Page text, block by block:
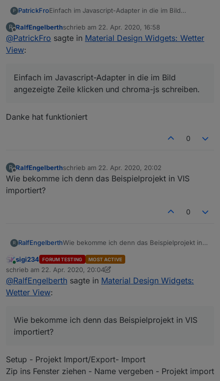
P PatrickFroEinfach im Javascript-Adapter in die im Bild
R
Offline
RalfEngelberthschrieb am 22. Apr. 2020, 16:58
zuletzt editiert von
@PatrickFro sagte in Material Design Widgets: Wetter
View:
Einfach im Javascript-Adapter in die im Bild
angezeigte Zeile klicken und chroma-js schreiben.
Danke hat funktioniert
0
R
Offline
RalfEngelberthschrieb am 22. Apr. 2020, 20:02
zuletzt editiert von
Wie bekomme ich denn das Beispielprojekt in VIS
importiert?
0
R RalfEngelberthWie bekomme ich denn das Beispielprojekt in
Online
sigi234 FORUM TESTING MOST ACTIVE
schrieb am 22. Apr. 2020, 20:04
zuletzt editiert von sigi234
@RalfEngelberth sagte in Material Design Widgets:
Wetter View:
Wie bekomme ich denn das Beispielprojekt in VIS
importiert?
Setup - Projekt Import/Export- Import
Zip ins Fenster ziehen - Name vergeben - Projekt import